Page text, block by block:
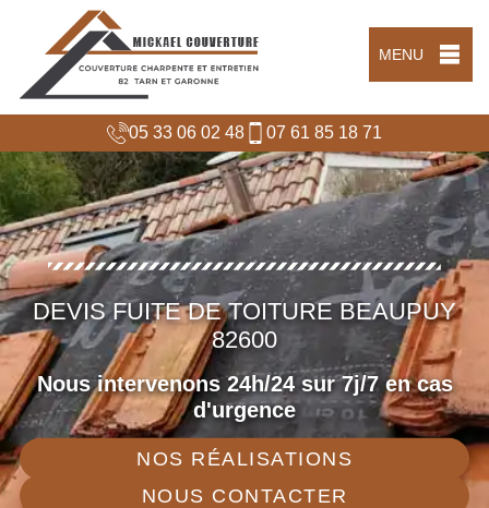
MENU
05 33 06 02 48 07 61 85 18 71
DEVIS FUITE DE TOITURE BEAUPUY
82600
Nous intervenons 24h/24 sur 7j/7 en cas
d'urgence
NOS RÉALISATIONS
NOUS CONTACTER